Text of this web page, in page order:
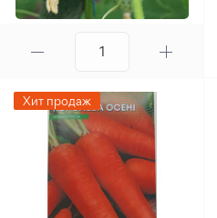
Хит продаж